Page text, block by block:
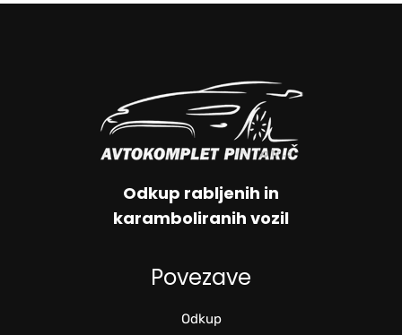
Odkup rabljenih in
karamboliranih vozil
Povezave
Odkup